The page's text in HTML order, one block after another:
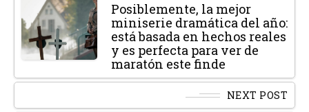
Posiblemente, la mejor
miniserie dramática del año:
está basada en hechos reales
y es perfecta para ver de
maratón este finde
NEXT POST